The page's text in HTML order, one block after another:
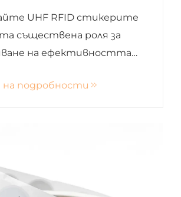
UHF RFID стикерите
съществена роля за
на ефективността
и управлението на
на подробности